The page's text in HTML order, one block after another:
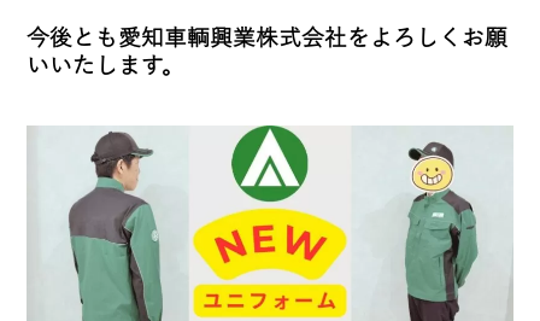
今後とも愛知車輌興業株式会社をよろしくお願
いいたします。